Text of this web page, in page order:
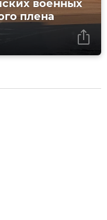
военных
плена